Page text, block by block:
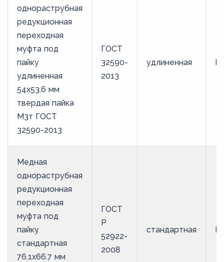
однораструбная
редукционная
переходная
муфта под
пайку
удлиненная
54х53.6 мм
твердая пайка
М3т ГОСТ
32590-2013
ГОСТ
32590-
2013
удлиненная
Медная
однораструбная
редукционная
переходная
муфта под
пайку
стандартная
76.1х66.7 мм
ГОСТ
Р
52922-
2008
стандартная